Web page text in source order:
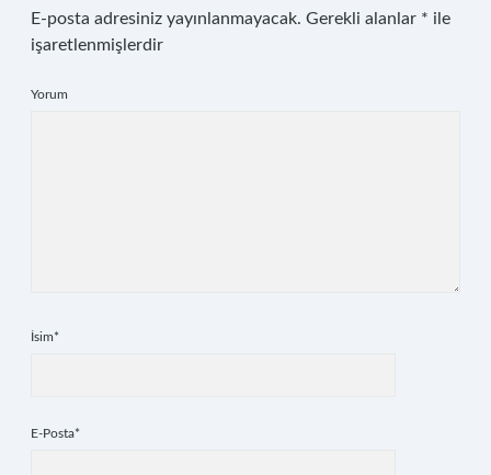
E-posta adresiniz yayınlanmayacak. Gerekli alanlar * ile
işaretlenmişlerdir
Yorum
İsim*
E-Posta*